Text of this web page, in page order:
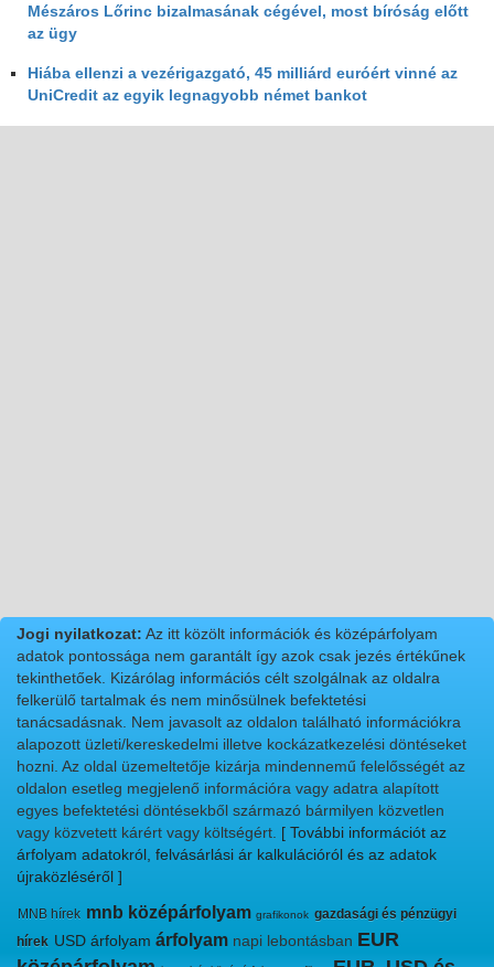
Mészáros Lőrinc bizalmasának cégével, most bíróság előtt
az ügy
Hiába ellenzi a vezérigazgató, 45 milliárd euróért vinné az
UniCredit az egyik legnagyobb német bankot
Jogi nyilatkozat: Az itt közölt információk és középárfolyam
adatok pontossága nem garantált így azok csak jezés értékűnek
tekinthetőek. Kizárólag információs célt szolgálnak az oldalra
felkerülő tartalmak és nem minősülnek befektetési
tanácsadásnak. Nem javasolt az oldalon található információkra
alapozott üzleti/kereskedelmi illetve kockázatkezelési döntéseket
hozni. Az oldal üzemeltetője kizárja mindennemű felelősségét az
oldalon esetleg megjelenő információra vagy adatra alapított
egyes befektetési döntésekből származó bármilyen közvetlen
vagy közvetett kárért vagy költségért. [ További információt az
árfolyam adatokról, felvásárlási ár kalkulációról és az adatok
újraközléséről ]
MNB hírek mnb középárfolyam grafikonok gazdasági és pénzügyi
hírek USD árfolyam árfolyam napi lebontásban EUR